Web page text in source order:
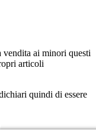
vendita ai minori questi
articoli
quindi di essere